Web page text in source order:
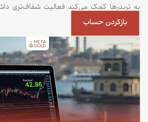
تریدرها کمک می‌کند فعالیت شفاف‌تری داشته
بازکردن حساب